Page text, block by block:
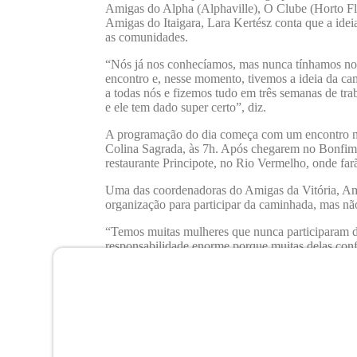
Amigas do Alpha (Alphaville), O Clube (Horto
Amigas do Itaigara, Lara Kertész conta que a
as comunidades.
“Nós já nos conhecíamos, mas nunca tínhamos
encontro e, nesse momento, tivemos a ideia da
a todas nós e fizemos tudo em três semanas de
e ele tem dado super certo”, diz.
A programação do dia começa com um encontro
Colina Sagrada, às 7h. Após chegarem no
restaurante Principote, no Rio Vermelho, onde
Uma das coordenadoras do Amigas da Vitória,
organização para participar da caminhada, mas
“Temos muitas mulheres que nunca participaram
responsabilidade enorme porque muitas delas
Nesse dia, estaremos todas juntas, nos apoiando
O sentimento de Amanda é ratificado por Lara.
pudessem ter um espaço de colaboração, apoio
“Esse encontro é de uma importância muito
com outras mulheres é de uma alegria sem